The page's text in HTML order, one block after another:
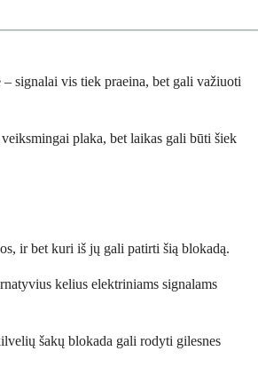
signalai vis tiek praeina, bet gali važiuoti
plaka, bet laikas gali būti šiek
ir bet kuri iš jų gali patirti šią blokadą.
kelius elektriniams signalams
šakų blokada gali rodyti gilesnes